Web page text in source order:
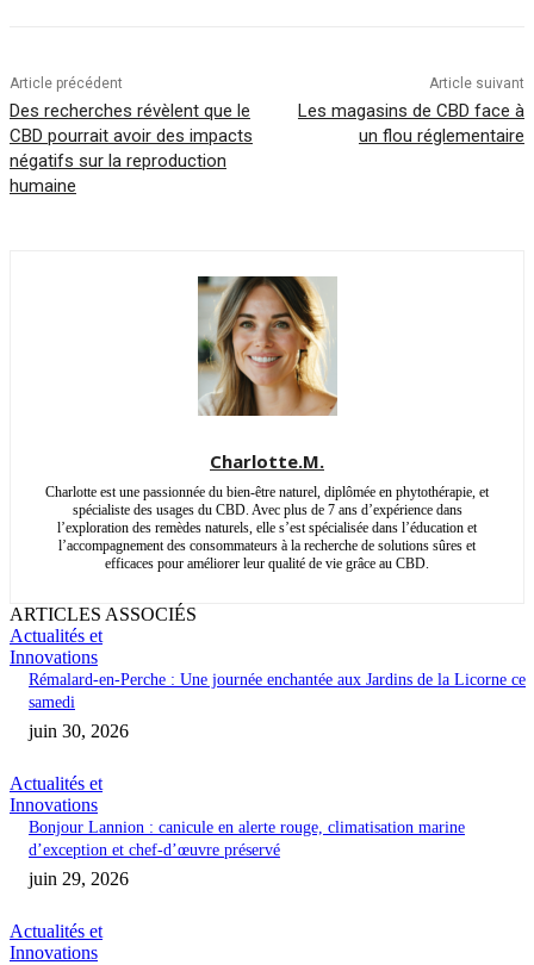
Article précédent
Des recherches révèlent que le
CBD pourrait avoir des impacts
négatifs sur la reproduction
humaine
Article suivant
Les magasins de CBD face à
un flou réglementaire
Charlotte.M.
Charlotte est une passionnée du bien-être naturel, diplômée en phytothérapie, et
spécialiste des usages du CBD. Avec plus de 7 ans d’expérience dans
l’exploration des remèdes naturels, elle s’est spécialisée dans l’éducation et
l’accompagnement des consommateurs à la recherche de solutions sûres et
efficaces pour améliorer leur qualité de vie grâce au CBD.
ARTICLES ASSOCIÉS
Actualités et
Innovations
Rémalard-en-Perche : Une journée enchantée aux Jardins de la Licorne ce
samedi
juin 30, 2026
Actualités et
Innovations
Bonjour Lannion : canicule en alerte rouge, climatisation marine
d’exception et chef-d’œuvre préservé
juin 29, 2026
Actualités et
Innovations